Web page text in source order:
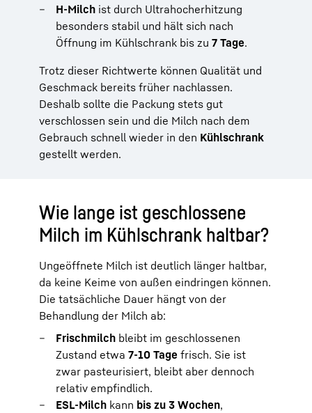
H-Milch ist durch Ultrahocherhitzung
besonders stabil und hält sich nach
Öffnung im Kühlschrank bis zu 7 Tage.
Trotz dieser Richtwerte können Qualität und
Geschmack bereits früher nachlassen.
Deshalb sollte die Packung stets gut
verschlossen sein und die Milch nach dem
Gebrauch schnell wieder in den Kühlschrank
gestellt werden.
Wie lange ist geschlossene
Milch im Kühlschrank haltbar?
Ungeöffnete Milch ist deutlich länger haltbar,
da keine Keime von außen eindringen können.
Die tatsächliche Dauer hängt von der
Behandlung der Milch ab:
Frischmilch bleibt im geschlossenen
Zustand etwa 7-10 Tage frisch. Sie ist
zwar pasteurisiert, bleibt aber dennoch
relativ empfindlich.
ESL-Milch kann bis zu 3 Wochen,